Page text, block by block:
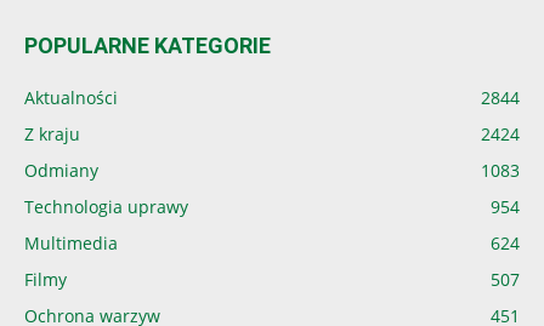
POPULARNE KATEGORIE
Aktualności
2844
Z kraju
2424
Odmiany
1083
Technologia uprawy
954
Multimedia
624
Filmy
507
Ochrona warzyw
451